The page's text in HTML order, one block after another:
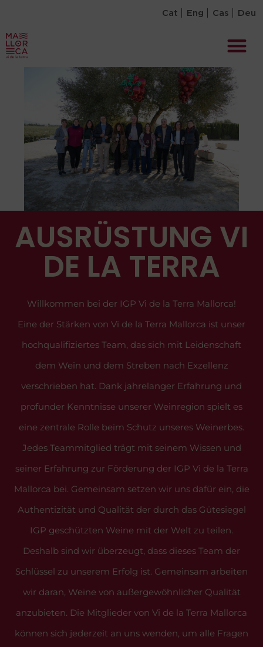
Cat Eng Cas Deu
AUSRÜSTUNG VI
DE LA TERRA
Willkommen bei der IGP Vi de la Terra Mallorca!
Eine der Stärken von Vi de la Terra Mallorca ist unser
hochqualifiziertes Team, das sich mit Leidenschaft
dem Wein und dem Streben nach Exzellenz
verschrieben hat. Dank jahrelanger Erfahrung und
profunder Kenntnisse unserer Weinregion spielt es
eine zentrale Rolle beim Schutz unseres Weinerbes.
Jedes Teammitglied trägt mit seinem Wissen und
seiner Erfahrung zur Förderung der IGP Vi de la Terra
Mallorca bei. Gemeinsam setzen wir uns dafür ein, die
Authentizität und Qualität der durch das Gütesiegel
IGP geschützten Weine mit der Welt zu teilen.
Deshalb sind wir überzeugt, dass dieses Team der
Schlüssel zu unserem Erfolg ist. Gemeinsam arbeiten
wir daran, Weine von außergewöhnlicher Qualität
anzubieten. Die Mitglieder von Vi de la Terra Mallorca
können sich jederzeit an uns wenden, um alle Fragen